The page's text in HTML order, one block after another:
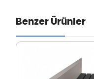
Benzer Ürünler